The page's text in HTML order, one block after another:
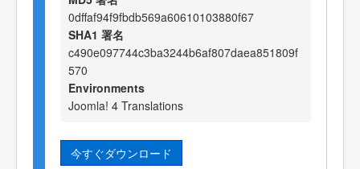
0dffaf94f9fbdb569a60610103880f67
SHA1 署名
c490e097744c3ba3244b6af807daea851809f
570
Environments
Joomla! 4 Translations
今すぐダウンロード